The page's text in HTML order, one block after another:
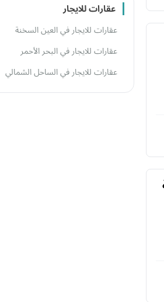
عقارات للايجار
عقارات للايجار في العين السخنة
عقارات للايجار في البحر الأحمر
عقارات للايجار في الساحل الشمالي